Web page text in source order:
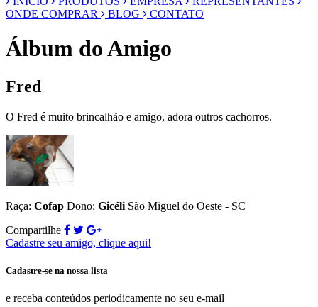
ONDE COMPRAR
BLOG CONTATO
Álbum do Amigo
Fred
O Fred é muito brincalhão e amigo, adora outros cachorros.
Raça: Cofap Dono: Gicéli São Miguel do Oeste - SC
Compartilhe
Cadastre seu amigo, clique aqui!
Cadastre-se na nossa lista
e receba conteúdos periodicamente no seu e-mail